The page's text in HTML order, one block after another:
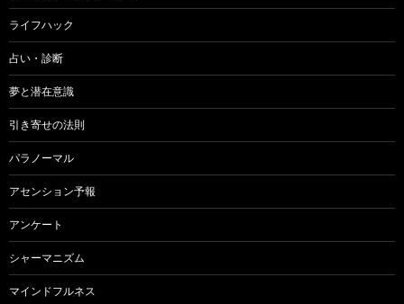
ライフハック
占い・診断
夢と潜在意識
引き寄せの法則
パラノーマル
アセンション予報
アンケート
シャーマニズム
マインドフルネス